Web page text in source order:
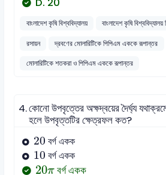
D. 20
বাংলাদেশ কৃষি বিশ্ববিদ্যালয়
বাংলাদেশ কৃষি
রসায়ন
দ্রবণের মোলারিটিকে পিপিএম এককে রূপান্তর
মোলারিটিকে শতকরা ও পিপিএম এককে রূপান্তর
4.কোনো উপবৃত্তের অক্ষদ্বয়ের দৈর্ঘ্য
হলে উপবৃত্তটির ক্ষেত্রফল কত?
20
20 বর্গ একক
10
10 বর্গ একক
20π
20πবর্গ একক